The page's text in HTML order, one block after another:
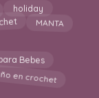
holiday
MANTA
Bebes
en crochet